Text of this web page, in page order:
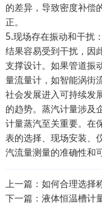
的差异，导致密度补偿
正。
5.现场存在振动和干扰
结果容易受到干扰，因
支撑设计。如果管道振
量流量计，如智能涡街
社会发展进入可持续发
的趋势。蒸汽计量涉及
计量蒸汽至关重要。在
表的选择、现场安装、
汽流量测量的准确性和
上一篇： 如何合理选择
下一篇： 液体恒温槽计